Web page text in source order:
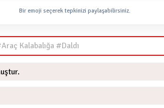
Bir emoji seçerek tepkinizi paylaşabilirsiniz.
Kalabalığa #Daldı